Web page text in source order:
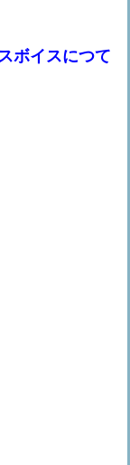
ボイスにつて